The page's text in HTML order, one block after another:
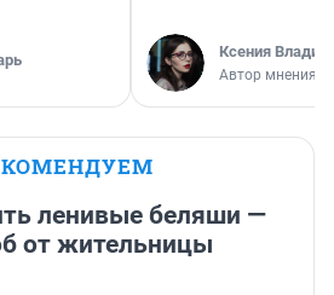
Ксения
Автор мнения
ленивые беляши —
от жительницы